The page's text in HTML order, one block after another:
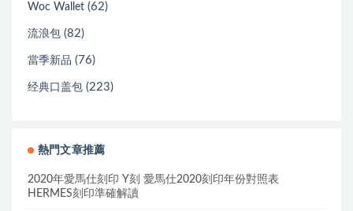
Woc Wallet (62)
流浪包 (82)
當季新品 (76)
经典口盖包 (223)
熱門文章推薦
2020年愛馬仕刻印 Y刻 愛馬仕2020刻印年份對照表
HERMES刻印準確解讀